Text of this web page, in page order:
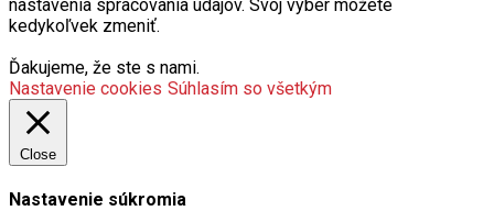
Ďakujeme, že ste s nami.
Close
Nastavenie súkromia
Tento web používa cookies na vylepšenie zážitku a jeho